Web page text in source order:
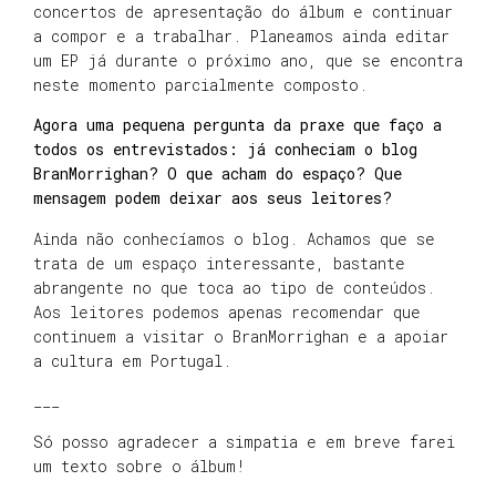
concertos de apresentação do álbum e continuar
a compor e a trabalhar. Planeamos ainda editar
um EP já durante o próximo ano, que se encontra
neste momento parcialmente composto.
Agora uma pequena pergunta da praxe que faço a
todos os entrevistados: já conheciam o blog
BranMorrighan? O que acham do espaço? Que
mensagem podem deixar aos seus leitores?
Ainda não conhecíamos o blog. Achamos que se
trata de um espaço interessante, bastante
abrangente no que toca ao tipo de conteúdos.
Aos leitores podemos apenas recomendar que
continuem a visitar o BranMorrighan e a apoiar
a cultura em Portugal.
Só posso agradecer a simpatia e em breve farei
um texto sobre o álbum!